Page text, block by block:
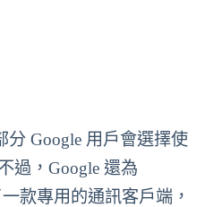
分 Google 用戶會選擇使
過，Google 還為
款專用的通訊客戶端，